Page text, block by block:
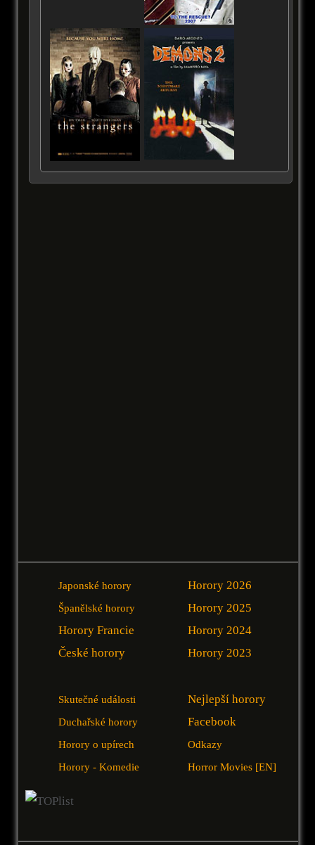
Japonské horory
Španělské horory
Horory Francie
České horory
Horory 2026
Horory 2025
Horory 2024
Horory 2023
Skutečné události
Duchařské horory
Horory o upírech
Horory - Komedie
Nejlepší horory
Facebook
Odkazy
Horror Movies [EN]